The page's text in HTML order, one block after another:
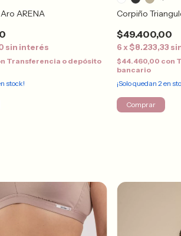
ARENA
sin interés
Transferencia o depósito
stock!
Corpiño
$49.400,00
6x$8.233,33
$44.460,00 con
bancario
¡Solo quedan 2en
Comprar